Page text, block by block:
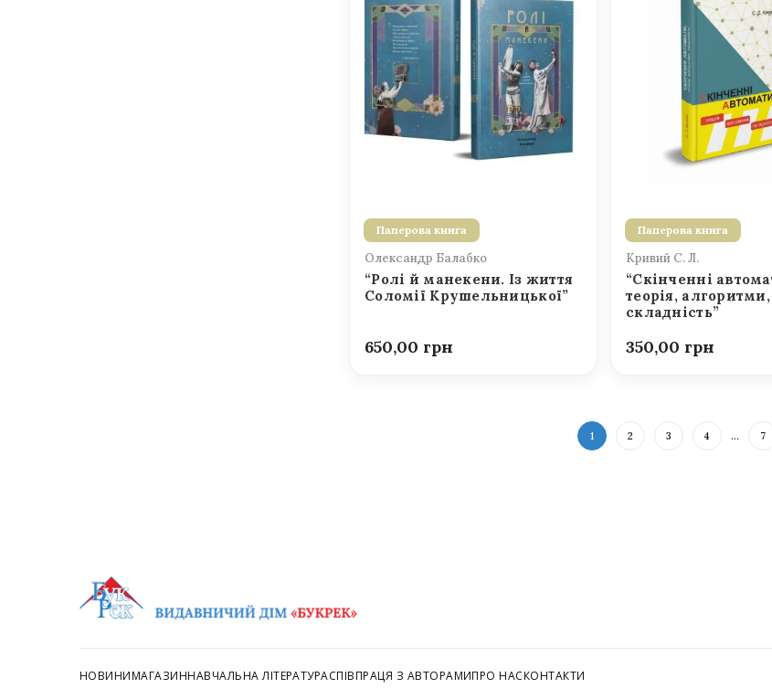
Паперова книга
Олександр Балабко
“Ролі й манекени. Із життя
Соломії Крушельницької”
650,00
Паперова книга
Кривий С. Л.
“Скінченні
теорія, алгоритми,
складність”
350,00
1 2 3 4 … 7
НОВИНИМАГАЗИННАВЧАЛЬНА ЛІТЕРАТУРАСПІВПРАЦЯ З АВТОРАМИПРО НАСКОНТАКТИ